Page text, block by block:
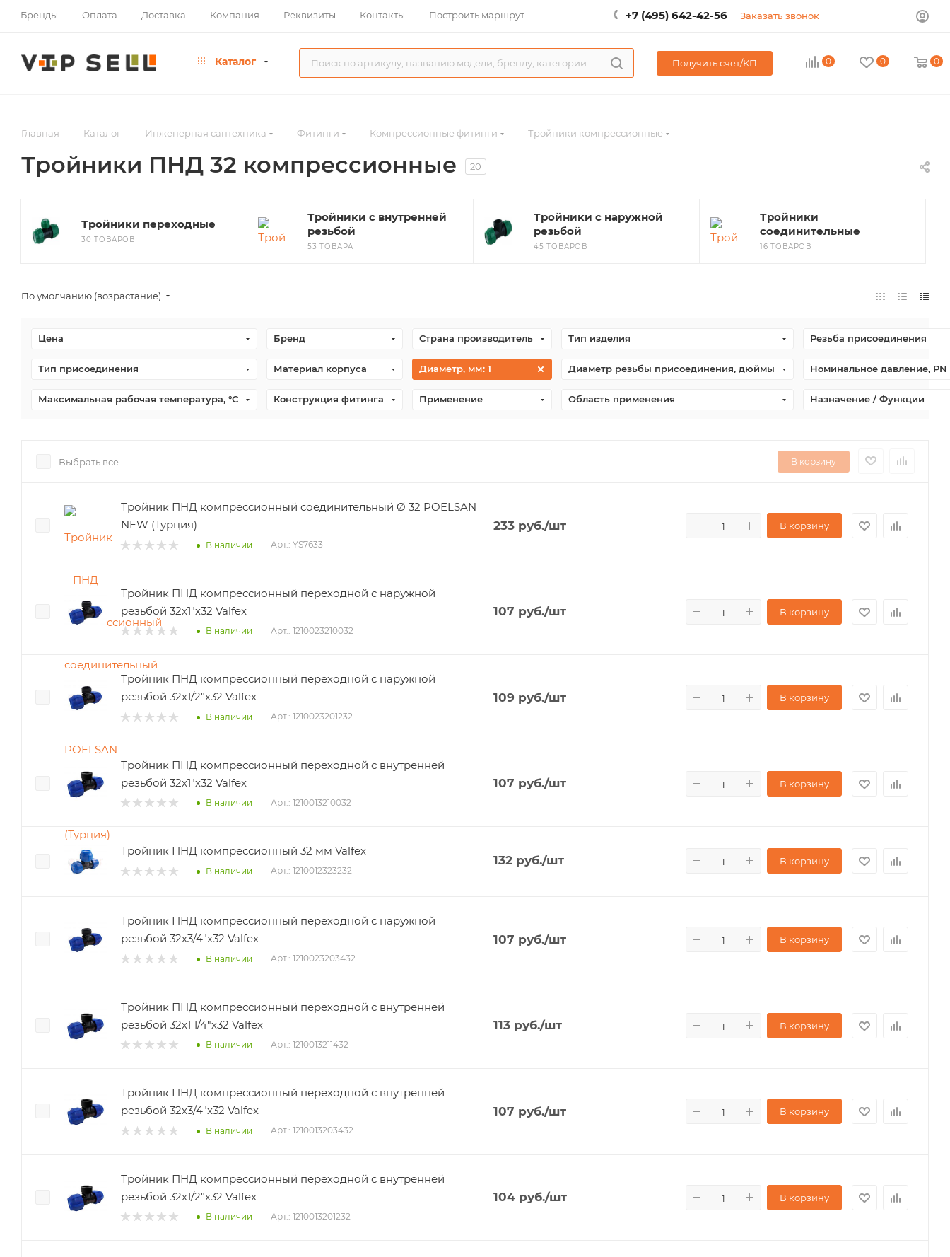
Бренды Оплата Доставка Компания Реквизиты Контакты Построить маршрут +7 (495) 642-42-56 Заказать звонок
Каталог Получить счет/КП 0 0 0
Главная — Каталог — Инженерная сантехника — Фитинги — Компрессионные фитинги — Тройники компрессионные
Тройники ПНД 32 компрессионные 20
Тройники переходные
30 ТОВАРОВ
Тройники с внутренней
резьбой
53 ТОВАРА
Тройники с наружной
резьбой
45 ТОВАРОВ
Тройники
соединительные
16 ТОВАРОВ
По умолчанию (возрастание)
Цена Бренд Страна производитель Тип изделия Резьба присоединения
Тип присоединения Материал корпуса Диаметр, мм: 1 Диаметр резьбы присоединения, дюймы Номинальное давление, PN
Максимальная рабочая температура, °С Конструкция фитинга Применение Область применения Назначение / Функции
Выбрать все В корзину
Тройник ПНД компрессионный соединительный Ø 32 POELSAN
NEW (Турция)
В наличии Арт.: YS7633
233 руб./шт В корзину
Тройник ПНД компрессионный переходной с наружной
резьбой 32х1"х32 Valfex
В наличии Арт.: 1210023210032
107 руб./шт В корзину
Тройник ПНД компрессионный переходной с наружной
резьбой 32х1/2"х32 Valfex
В наличии Арт.: 1210023201232
109 руб./шт В корзину
Тройник ПНД компрессионный переходной с внутренней
резьбой 32х1"х32 Valfex
В наличии Арт.: 1210013210032
107 руб./шт В корзину
Тройник ПНД компрессионный 32 мм Valfex
В наличии Арт.: 1210012323232
132 руб./шт В корзину
Тройник ПНД компрессионный переходной с наружной
резьбой 32х3/4"х32 Valfex
В наличии Арт.: 1210023203432
107 руб./шт В корзину
Тройник ПНД компрессионный переходной с внутренней
резьбой 32х1 1/4"х32 Valfex
В наличии Арт.: 1210013211432
113 руб./шт В корзину
Тройник ПНД компрессионный переходной с внутренней
резьбой 32х3/4"х32 Valfex
В наличии Арт.: 1210013203432
107 руб./шт В корзину
Тройник ПНД компрессионный переходной с внутренней
резьбой 32х1/2"х32 Valfex
В наличии Арт.: 1210013201232
104 руб./шт В корзину